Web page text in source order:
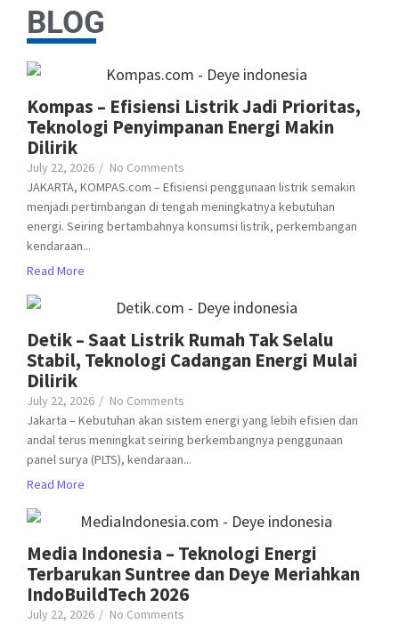
BLOG
Kompas – Efisiensi Listrik Jadi Prioritas,
Teknologi Penyimpanan Energi Makin
Dilirik
July 22, 2026 / No Comments
JAKARTA, KOMPAS.com – Efisiensi penggunaan listrik semakin
menjadi pertimbangan di tengah meningkatnya kebutuhan
energi. Seiring bertambahnya konsumsi listrik, perkembangan
kendaraan...
Read More
Detik – Saat Listrik Rumah Tak Selalu
Stabil, Teknologi Cadangan Energi Mulai
Dilirik
July 22, 2026 / No Comments
Jakarta – Kebutuhan akan sistem energi yang lebih efisien dan
andal terus meningkat seiring berkembangnya penggunaan
panel surya (PLTS), kendaraan...
Read More
Media Indonesia – Teknologi Energi
Terbarukan Suntree dan Deye Meriahkan
IndoBuildTech 2026
July 22, 2026 / No Comments